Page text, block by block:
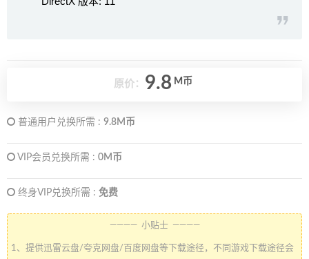
原价： 9.8 M币
普通用户兑换所需 : 9.8M币
VIP会员兑换所需 : 0M币
终身VIP兑换所需 : 免费
———— 小贴士 ————
1、提供迅雷云盘/夸克网盘/百度网盘等下载途径，不同游戏下载途径会